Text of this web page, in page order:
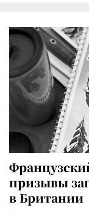
призывы
в Британии